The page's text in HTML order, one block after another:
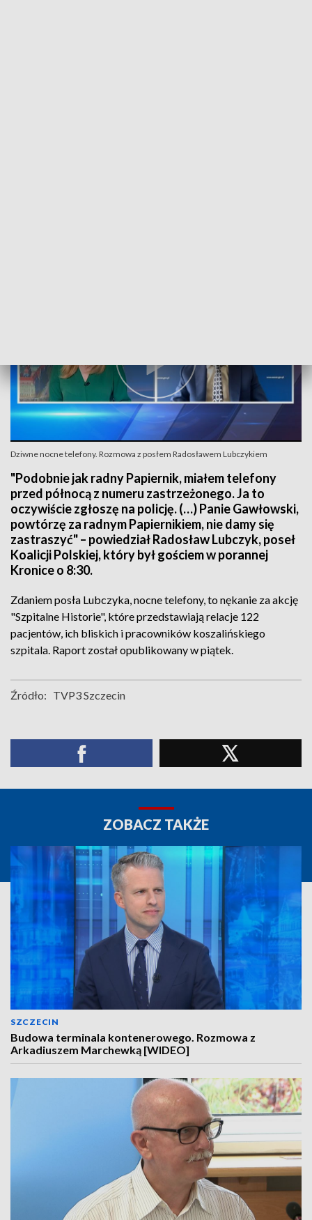
Dziwne nocne telefony. Rozmowa z posłem Radosławem Lubczykiem
"Podobnie jak radny Papiernik, miałem telefony
przed północą z numeru zastrzeżonego. Ja to
oczywiście zgłoszę na policję. (…) Panie Gawłowski,
powtórzę za radnym Papiernikiem, nie damy się
zastraszyć" – powiedział Radosław Lubczyk, poseł
Koalicji Polskiej, który był gościem w porannej
Kronice o 8:30.
Zdaniem posła Lubczyka, nocne telefony, to nękanie za akcję
"Szpitalne Historie", które przedstawiają relacje 122
pacjentów, ich bliskich i pracowników koszalińskiego
szpitala. Raport został opublikowany w piątek.
Źródło: TVP3 Szczecin
ZOBACZ TAKŻE
SZCZECIN
Budowa terminala kontenerowego. Rozmowa z
Arkadiuszem Marchewką [WIDEO]